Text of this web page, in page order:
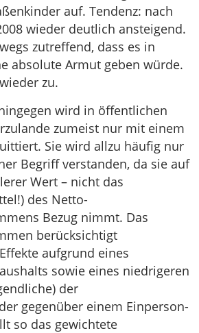
auf. Tendenz: nach
wieder deutlich ansteigend.
zutreffend, dass es in
absolute Armut geben würde.
zu.
wird in öffentlichen
zumeist nur mit einem
Sie wird allzu häufig nur
Begriff verstanden, da sie auf
Wert – nicht das
des Netto-
Bezug nimmt. Das
berücksichtigt
aufgrund eines
sowie eines niedrigeren
der
gegenüber einem Einperson-
so das gewichtete